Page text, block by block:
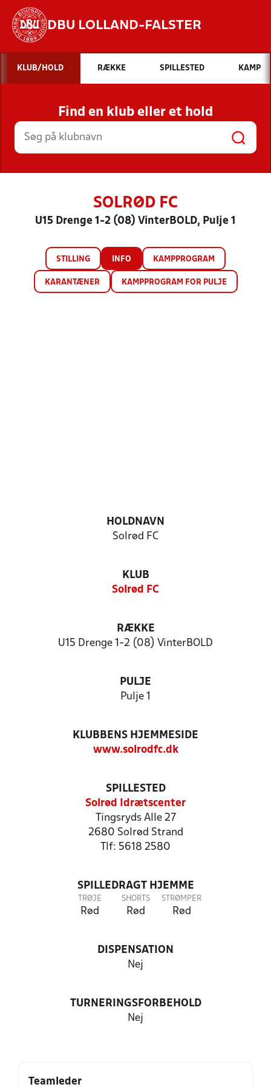
DBU LOLLAND-FALSTER
Hvad vil du søge efter?
INDHOLD OG NYHEDER
STILLINGER, RESULTATER, KLUBBER OG
HOLD
KLUB/HOLD RÆKKE SPILLESTED KAMP
Find en klub eller et hold
SOLRØD FC
U15 Drenge 1-2 (08) VinterBOLD, Pulje 1
STILLING INFO KAMPPROGRAM
KARANTÆNER KAMPPROGRAM FOR PULJE
HOLDNAVN
Solrød FC
KLUB
Solrød FC
RÆKKE
U15 Drenge 1-2 (08) VinterBOLD
PULJE
Pulje 1
KLUBBENS HJEMMESIDE
www.solrodfc.dk
SPILLESTED
Solrød Idrætscenter
Tingsryds Alle 27
2680 Solrød Strand
Tlf: 5618 2580
SPILLEDRAGT HJEMME
TRØJE
Rød
SHORTS
Rød
STRØMPER
Rød
DISPENSATION
Nej
TURNERINGSFORBEHOLD
Nej
Teamleder